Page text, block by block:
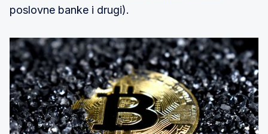
poslovne banke i drugi).